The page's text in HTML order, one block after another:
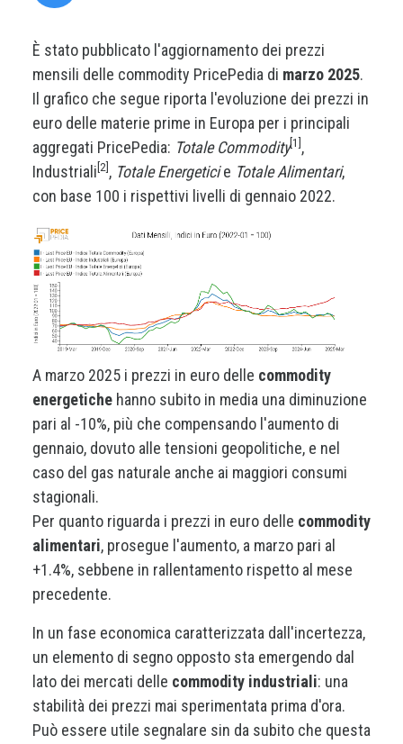
È stato pubblicato l'aggiornamento dei prezzi
mensili delle commodity PricePedia di marzo 2025.
Il grafico che segue riporta l'evoluzione dei prezzi in
euro delle materie prime in Europa per i principali
aggregati PricePedia: Totale Commodity[1],
Industriali[2], Totale Energeticie Totale Alimentari,
con base 100 i rispettivi livelli di gennaio 2022.
A marzo 2025 i prezzi in euro delle commodity
energetiche hanno subito in media una diminuzione
pari al -10%, più che compensando l'aumento di
gennaio, dovuto alle tensioni geopolitiche, e nel
caso del gas naturale anche ai maggiori consumi
stagionali.
Per quanto riguarda i prezzi in euro delle commodity
alimentari, prosegue l'aumento, a marzo pari al
+1.4%, sebbene in rallentamento rispetto al mese
precedente.
In un fase economica caratterizzata dall'incertezza,
un elemento di segno opposto sta emergendo dal
lato dei mercati delle commodity industriali: una
stabilità dei prezzi mai sperimentata prima d'ora.
Può essere utile segnalare sin da subito che questa